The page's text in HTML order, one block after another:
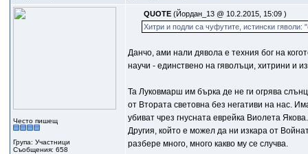
Често пишещ
Група: Участници
Съобщения: 658
QUOTE (Йордан_13 @ 10.2.2015, 15:09 )
Хитри и подли са чуфутите, истински гяволи:
Данчо, ами нали дявола е техния бог на
научи - единствено на гяволъци, хитрини и
Та Луковмарш им бърка де не ги огрява
от Втората световна без негативи на нас.
убиват чрез гнусната еврейка Виолета Якова.
Другия, който е можел да ни изкара от
разбере много, много какво му се случва.